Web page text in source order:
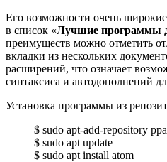
Его возможности очень
в список «Лучшие программы
преимуществ можно отметить
вкладки из нескольких
расширений, что означает
синтаксиса и автодополнений
Установка программы из
$ sudo apt-add-repository
$ sudo apt update
$ sudo apt install atom